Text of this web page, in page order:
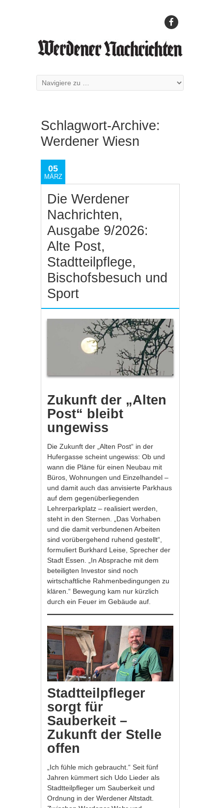
Schlagwort-Archive:
Werdener Wiesn
05
MÄRZ
Die Werdener
Nachrichten,
Ausgabe 9/2026:
Alte Post,
Stadtteilpflege,
Bischofsbesuch und
Sport
Zukunft der „Alten
Post“ bleibt
ungewiss
Die Zukunft der „Alten Post“ in der
Hufergasse scheint ungewiss: Ob und
wann die Pläne für einen Neubau mit
Büros, Wohnungen und Einzelhandel –
und damit auch das anvisierte Parkhaus
auf dem gegenüberliegenden
Lehrerparkplatz – realisiert werden,
steht in den Sternen. „Das Vorhaben
und die damit verbundenen Arbeiten
sind vorübergehend ruhend gestellt“,
formuliert Burkhard Leise, Sprecher der
Stadt Essen. „In Absprache mit dem
beteiligten Investor sind noch
wirtschaftliche Rahmenbedingungen zu
klären.“ Bewegung kam nur kürzlich
durch ein Feuer im Gebäude auf.
Stadtteilpfleger
sorgt für
Sauberkeit –
Zukunft der Stelle
offen
„Ich fühle mich gebraucht.“ Seit fünf
Jahren kümmert sich Udo Lieder als
Stadtteilpfleger um Sauberkeit und
Ordnung in der Werdener Altstadt.